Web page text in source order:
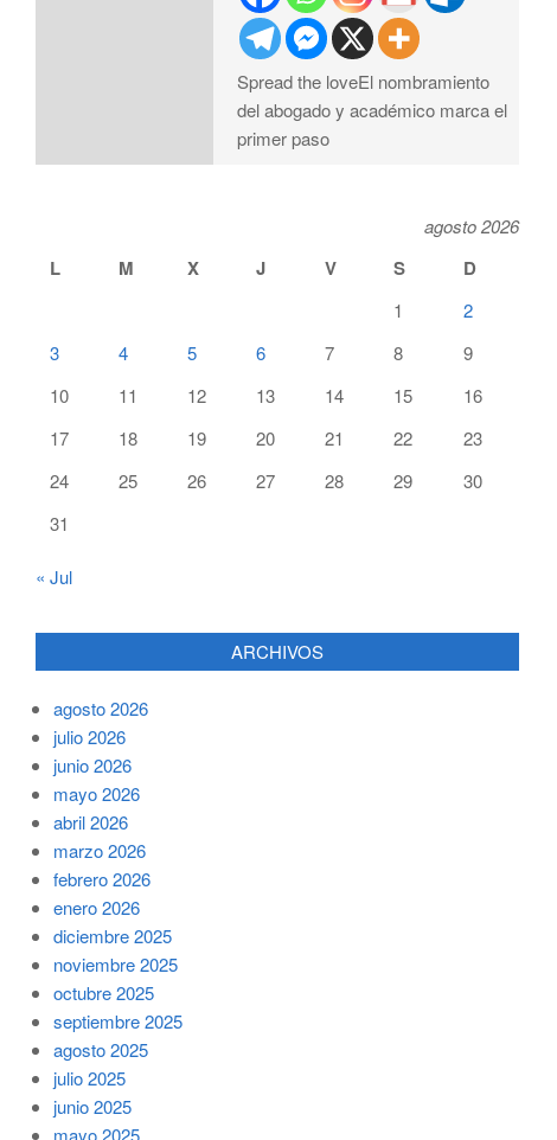
Spread the loveEl nombramiento
del abogado y académico marca el
primer paso
agosto 2026
L M X J V S D
1
2
3
4 5 6 7 8
9
10
11 12 13 14 15
16
17
18 19 20 21 22
23
24
25 26 27 28 29
30
31
« Jul
ARCHIVOS
agosto 2026
julio 2026
junio 2026
mayo 2026
abril 2026
marzo 2026
febrero 2026
enero 2026
diciembre 2025
noviembre 2025
octubre 2025
septiembre 2025
agosto 2025
julio 2025
junio 2025
mayo 2025